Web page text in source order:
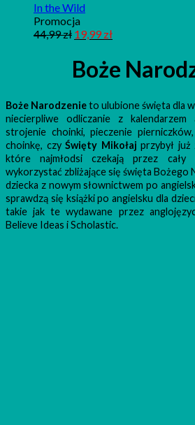
In the Wild
PromocjaProdukt
w
44,99zł 19,99zł
Boże
Boże Narodzenieto ulubione święta dla
niecierpliwe odliczanie z
strojenie choinki, pieczenie
choinkę, czy Święty Mikołaj przybył
które najmłodsi czekają przez
wykorzystać zbliżające się święta Bożego
dziecka z nowym słownictwem po
sprawdzą się książki po angielsku dla
takie jak te wydawane przez
Believe Ideas i Scholastic.